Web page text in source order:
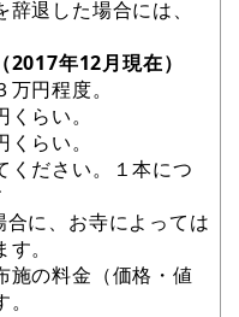
退した場合には、
2017年12月現在）
円程度。
らい。
らい。
ださい。１本につ
に、お寺によっては
。
施の料金（価格・値